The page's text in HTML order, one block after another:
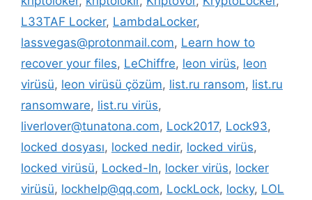
L33TAF Locker, LambdaLocker,
lassvegas@protonmail.com, Learn how to
recover your files, LeChiffre, leon virüs, leon
virüsü, leon virüsü çözüm, list.ru ransom, list.ru
ransomware, list.ru virüs,
liverlover@tunatona.com, Lock2017, Lock93,
locked dosyası, locked nedir, locked virüs,
locked virüsü, Locked-In, locker virüs, locker
virüsü, lockhelp@qq.com, LockLock, locky, LOL